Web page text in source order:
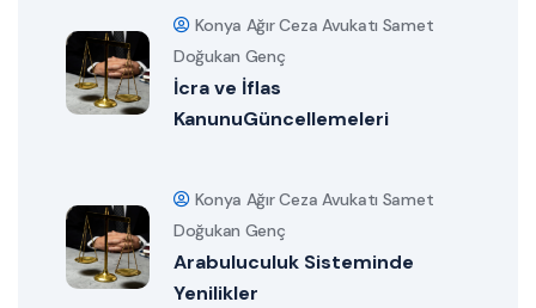
Konya Ağır Ceza Avukatı Samet
Doğukan Genç
İcra ve İflas
KanunuGüncellemeleri
Konya Ağır Ceza Avukatı Samet
Doğukan Genç
Arabuluculuk Sisteminde
Yenilikler